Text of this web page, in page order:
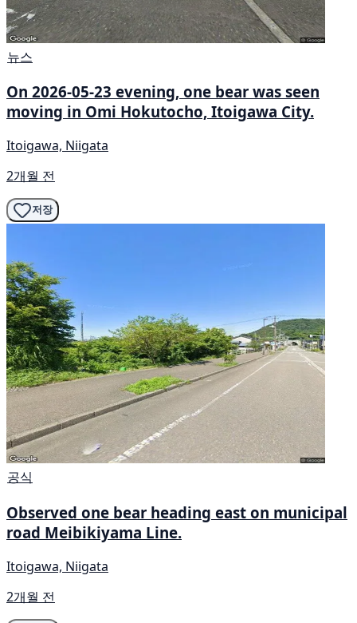
뉴스
On 2026-05-23 evening, one bear was seen
moving in Omi Hokutocho, Itoigawa City.
Itoigawa, Niigata
2개월 전
저장
공식
Observed one bear heading east on municipal
road Meibikiyama Line.
Itoigawa, Niigata
2개월 전